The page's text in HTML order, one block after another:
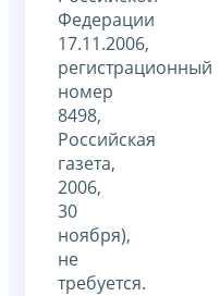
Федерации
17.11.2006,
регистрационный
номер
8498,
Российская
газета,
2006,
30
ноября),
не
требуется.